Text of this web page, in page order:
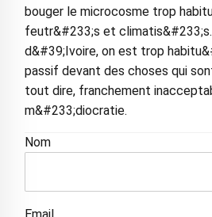
bouger le microcosme trop
feutr&#233;s et
d&#39;Ivoire, on est trop
passif devant des choses qui
tout dire, franchement
m&#233;diocratie.
Nom